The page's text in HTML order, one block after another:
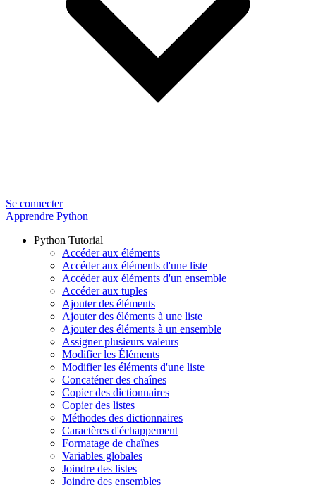
Se connecter
Apprendre Python
Python Tutorial
Accéder aux éléments
Accéder aux éléments d'une liste
Accéder aux éléments d'un ensemble
Accéder aux tuples
Ajouter des éléments
Ajouter des éléments à une liste
Ajouter des éléments à un ensemble
Assigner plusieurs valeurs
Modifier les Éléments
Modifier les éléments d'une liste
Concaténer des chaînes
Copier des dictionnaires
Copier des listes
Méthodes des dictionnaires
Caractères d'échappement
Formatage de chaînes
Variables globales
Joindre des listes
Joindre des ensembles